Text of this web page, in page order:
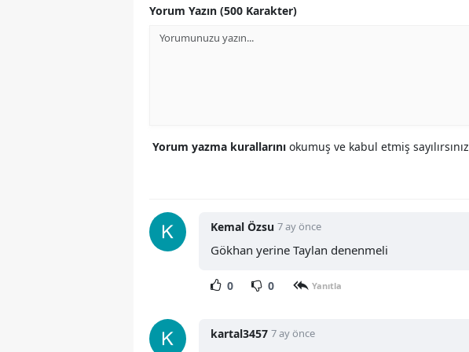
Yorum Yazın (500 Karakter)
Yorum yazma kurallarını okumuş ve kabul etmiş sayılırsınız
Kemal Özsu 7 ay önce
Gökhan yerine Taylan denenmeli
0 0 Yanıtla
kartal3457 7 ay önce